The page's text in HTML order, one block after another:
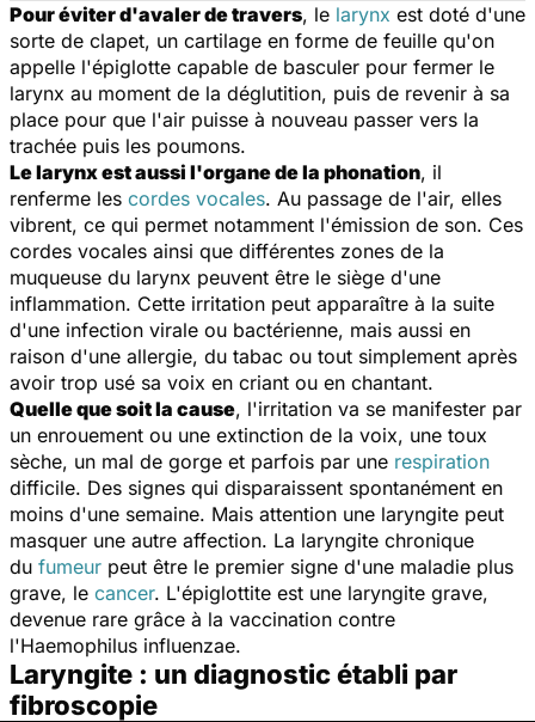
Pour éviter d'avaler de travers, le larynx est doté d'une
sorte de clapet, un cartilage en forme de feuille qu'on
appelle l'épiglotte capable de basculer pour fermer le
larynx au moment de la déglutition, puis de revenir à sa
place pour que l'air puisse à nouveau passer vers la
trachée puis les poumons.
Le larynx est aussi l'organe de la phonation, il
renferme les cordes vocales. Au passage de l'air, elles
vibrent, ce qui permet notamment l'émission de son. Ces
cordes vocales ainsi que différentes zones de la
muqueuse du larynx peuvent être le siège d'une
inflammation. Cette irritation peut apparaître à la suite
d'une infection virale ou bactérienne, mais aussi en
raison d'une allergie, du tabac ou tout simplement après
avoir trop usé sa voix en criant ou en chantant.
Quelle que soit la cause, l'irritation va se manifester par
un enrouement ou une extinction de la voix, une toux
sèche, un mal de gorge et parfois par une respiration
difficile. Des signes qui disparaissent spontanément en
moins d'une semaine. Mais attention une laryngite peut
masquer une autre affection. La laryngite chronique
du fumeur peut être le premier signe d'une maladie plus
grave, le cancer. L'épiglottite est une laryngite grave,
devenue rare grâce à la vaccination contre
l'Haemophilus influenzae.
Laryngite : un diagnostic établi par
fibroscopie